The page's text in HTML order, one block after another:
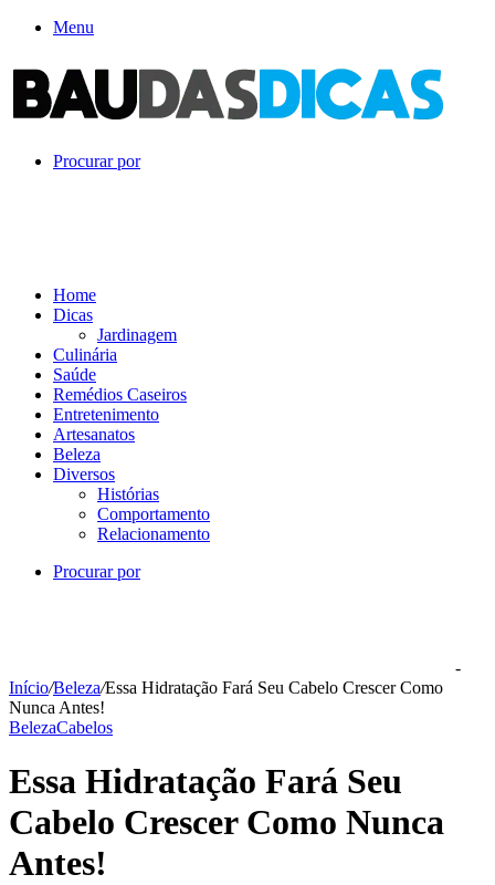
Menu
Procurar por
Home
Dicas
Jardinagem
Culinária
Saúde
Remédios Caseiros
Entretenimento
Artesanatos
Beleza
Diversos
Histórias
Comportamento
Relacionamento
Procurar por
-
Início/Beleza/Essa Hidratação Fará Seu Cabelo Crescer Como
Nunca Antes!
BelezaCabelos
Essa Hidratação Fará Seu
Cabelo Crescer Como Nunca
Antes!